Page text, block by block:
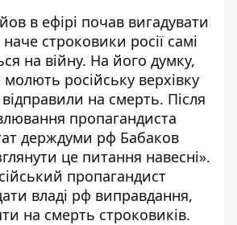
в ефірі почав вигадувати
строковики росії самі
на війну. На його думку,
російську верхівку
на смерть. Після
пропагандиста
держдуми рф Бабаков
це питання навесні».
пропагандист
владі рф виправдання,
на смерть строковиків.